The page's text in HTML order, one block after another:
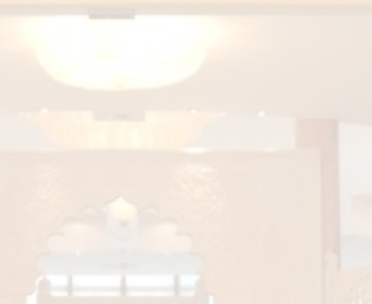
Freizeitregion